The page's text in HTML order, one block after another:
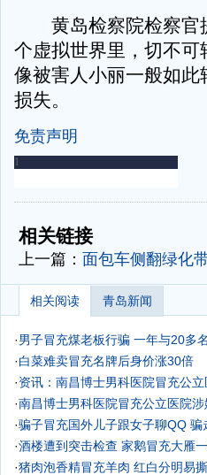
黄岛检察院检察官
个虚拟世界里，切不
像被害人小丽一般如
损失。
免责声明
-
相关链接
上一篇： 面包车侧翻绿化
相关阅读 青岛新闻
·男子冒充煤老板行骗 一年与20多
·白菜难卖冒充名牌后身价涨30倍
·资讯：南昌博士男科医院冒充公
·南昌博士男科医院冒充公立医院
·骗子冒充国外儿子跟女子聊QQ 骗
·酒楼遭到突击检查 家鹅冒充大雁
·猪肉泡香精冒充羊肉 红白分明易